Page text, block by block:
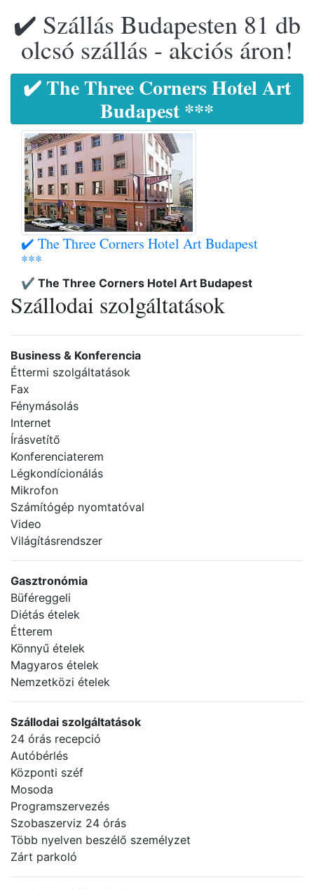
✔️ Szállás Budapesten 81 db
olcsó szállás - akciós áron!
✔️ The Three Corners Hotel Art
Budapest ***
✔️ The Three Corners Hotel Art Budapest
***
✔️ The Three Corners Hotel Art Budapest
Szállodai szolgáltatások
Business & Konferencia
Éttermi szolgáltatások
Fax
Fénymásolás
Internet
Írásvetítő
Konferenciaterem
Légkondícionálás
Mikrofon
Számítógép nyomtatóval
Video
Világításrendszer
Gasztronómia
Büféreggeli
Diétás ételek
Étterem
Könnyű ételek
Magyaros ételek
Nemzetközi ételek
Szállodai szolgáltatások
24 órás recepció
Autóbérlés
Központi széf
Mosoda
Programszervezés
Szobaszerviz 24 órás
Több nyelven beszélő személyzet
Zárt parkoló